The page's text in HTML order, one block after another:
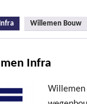
(actieve tabblad)
Willemen Bouw
Infra
Willemen